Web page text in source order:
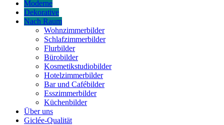
Moderne
Dekorative
Nach Raum
Wohnzimmerbilder
Schlafzimmerbilder
Flurbilder
Bürobilder
Kosmetikstudiobilder
Hotelzimmerbilder
Bar und Cafébilder
Esszimmerbilder
Küchenbilder
Über uns
Giclée-Qualität